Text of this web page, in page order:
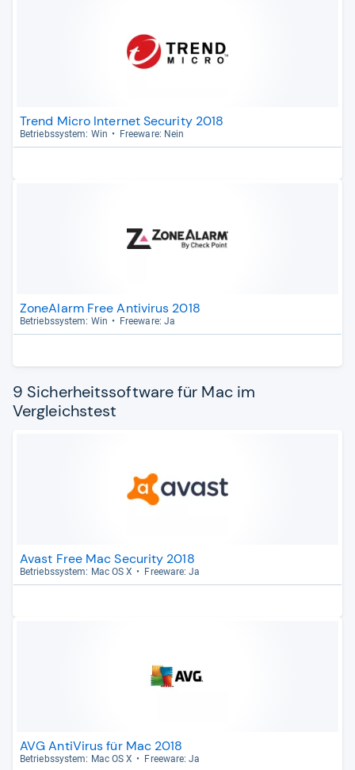
Trend Micro Internet Security 2018
Betriebs­sys­tem: Win Free­ware: Nein
ZoneAlarm Free Antivirus 2018
Betriebs­sys­tem: Win Free­ware: Ja
9 Sicherheitssoftware für Mac im
Vergleichstest
Avast Free Mac Security 2018
Betriebs­sys­tem: Mac OS X Free­ware: Ja
AVG AntiVirus für Mac 2018
Betriebs­sys­tem: Mac OS X Free­ware: Ja